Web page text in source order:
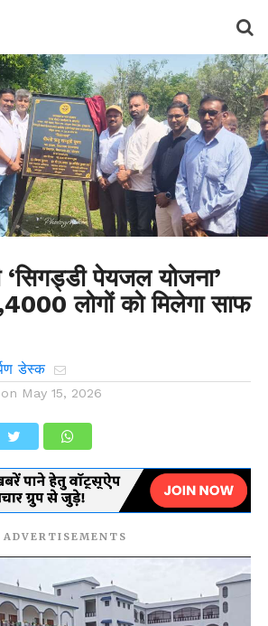
पेयजल योजना’
लोगों को मिलेगा साफ
डेस्क
May 15, 2026
ADVERTISEMENTS